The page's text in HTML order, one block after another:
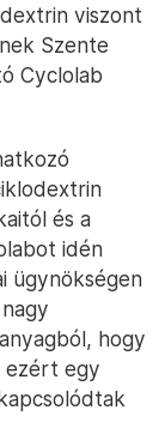
viszont
Szente
Cyclolab
és a
idén
ügynökségen
hogy
ezért egy